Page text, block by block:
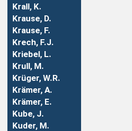
Krall, K.
Krause, D.
Krause, F.
Krech, F.J.
Kriebel, L.
Krull, M.
Krüger, W.R.
Krämer, A.
Krämer, E.
Kube, J.
Kuder, M.